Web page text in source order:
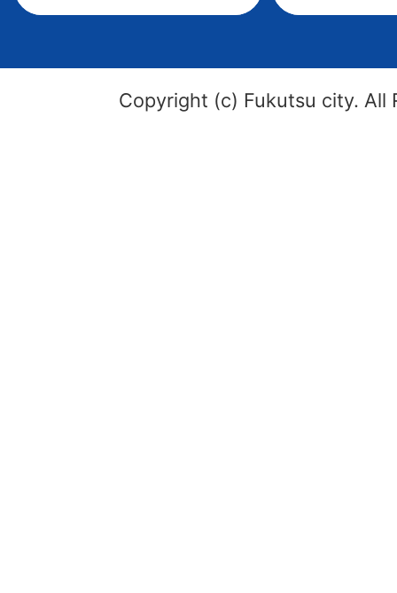
Copyright (c) Fukutsu city. All